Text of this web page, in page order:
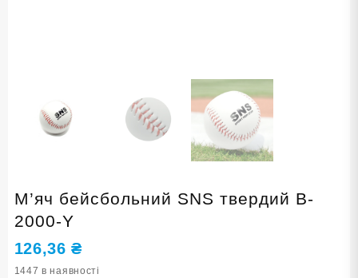
М’яч бейсбольний SNS твердий B-
2000-Y
126,36₴
1447 в наявності